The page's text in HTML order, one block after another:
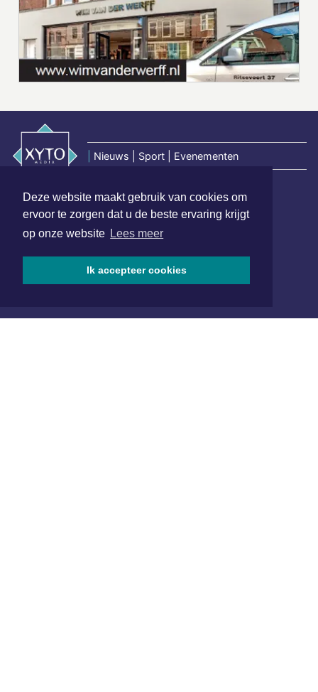
Deze website maakt gebruik van cookies om
ervoor te zorgen dat u de beste ervaring krijgt
op onze website Lees meer
Ik accepteer cookies
Nieuws | Sport | Evenementen
Hoofdvestiging:
van Benthuizenlaan 1
1701 BZ Heerhugowaard
072 8200 600
redactie@xyto.nl